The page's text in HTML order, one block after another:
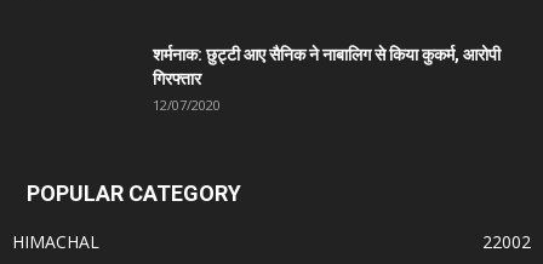
शर्मनाक: छुट्टी आए सैनिक ने नाबालिग से किया कुकर्म, आरोपी
गिरफ्तार
12/07/2020
POPULAR CATEGORY
HIMACHAL
22002